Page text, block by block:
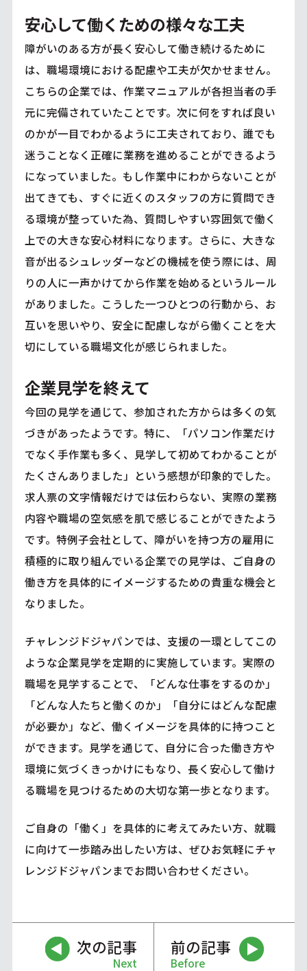
安心して働くための様々な工夫
障がいのある方が長く安心して働き続けるために
は、職場環境における配慮や工夫が欠かせません。
こちらの企業では、作業マニュアルが各担当者の手
元に完備されていたことです。次に何をすれば良い
のかが一目でわかるように工夫されており、誰でも
迷うことなく正確に業務を進めることができるよう
になっていました。もし作業中にわからないことが
出てきても、すぐに近くのスタッフの方に質問でき
る環境が整っていた為、質問しやすい雰囲気で働く
上での大きな安心材料になります。さらに、大きな
音が出るシュレッダーなどの機械を使う際には、周
りの人に一声かけてから作業を始めるというルール
がありました。こうした一つひとつの行動から、お
互いを思いやり、安全に配慮しながら働くことを大
切にしている職場文化が感じられました。
企業見学を終えて
今回の見学を通じて、参加された方からは多くの気
づきがあったようです。特に、「パソコン作業だけ
でなく手作業も多く、見学して初めてわかることが
たくさんありました」という感想が印象的でした。
求人票の文字情報だけでは伝わらない、実際の業務
内容や職場の空気感を肌で感じることができたよう
です。特例子会社として、障がいを持つ方の雇用に
積極的に取り組んでいる企業での見学は、ご自身の
働き方を具体的にイメージするための貴重な機会と
なりました。
チャレンジドジャパンでは、支援の一環としてこの
ような企業見学を定期的に実施しています。実際の
職場を見学することで、「どんな仕事をするのか」
「どんな人たちと働くのか」「自分にはどんな配慮
が必要か」など、働くイメージを具体的に持つこと
ができます。見学を通じて、自分に合った働き方や
環境に気づくきっかけにもなり、長く安心して働け
る職場を見つけるための大切な第一歩となります。
ご自身の「働く」を具体的に考えてみたい方、就職
に向けて一歩踏み出したい方は、ぜひお気軽にチャ
レンジドジャパンまでお問い合わせください。
次の記事
Next
前の記事
Before